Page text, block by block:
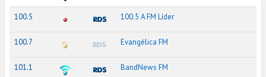
100.5 100.5 A FM Líder
100.7 Evangélica FM
101.1 BandNews FM